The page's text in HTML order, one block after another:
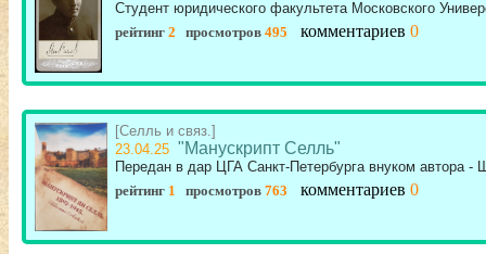
Студент юридического факультета Московского
рейтинг 2 просмотров 495 комментариев 0
[Селль и связ.]
23.04.25 "Манускрипт Селль"
Передан в дар ЦГА Санкт-Петербурга внуком автора
рейтинг 1 просмотров 763 комментариев 0